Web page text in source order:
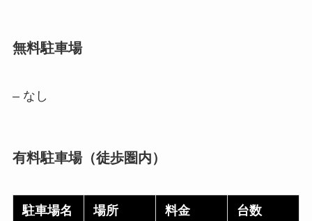
無料駐車場
– なし
有料駐車場（徒歩圏内）
駐車場名 場所 料金 台数